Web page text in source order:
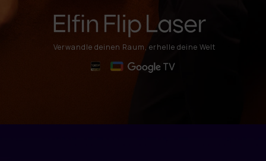
Verwandle deinen Raum, erhelle deine Welt